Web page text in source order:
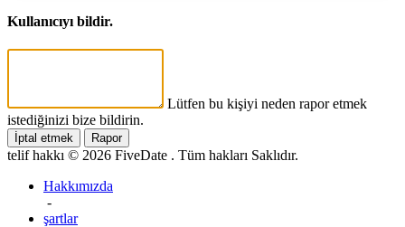
Kullanıcıyı bildir.
Lütfen bu kişiyi neden rapor etmek
istediğinizi bize bildirin.
İptal etmek Rapor
telif hakkı © 2026 FiveDate . Tüm hakları Saklıdır.
Hakkımızda
-
şartlar